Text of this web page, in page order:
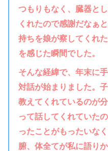
つもりもなく、臓器と
くれたので感謝だなぁ
持ちを娘が察してくれ
を感じた瞬間でした。
そんな経緯で、年末に
対話が始まりました。
教えてくれているのが
って話してくれていた
ったことがもったいな
腑、体全てが私に語り